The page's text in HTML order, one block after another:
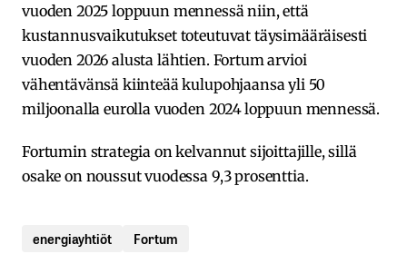
vuoden 2025 loppuun mennessä niin, että
kustannusvaikutukset toteutuvat täysimääräisesti
vuoden 2026 alusta lähtien. Fortum arvioi
vähentävänsä kiinteää kulupohjaansa yli 50
miljoonalla eurolla vuoden 2024 loppuun mennessä.
Fortumin strategia on kelvannut sijoittajille, sillä
osake on noussut vuodessa 9,3 prosenttia.
energiayhtiöt Fortum